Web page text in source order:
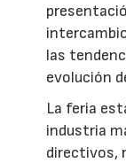
las
evolución
La feria
industria
directivos,